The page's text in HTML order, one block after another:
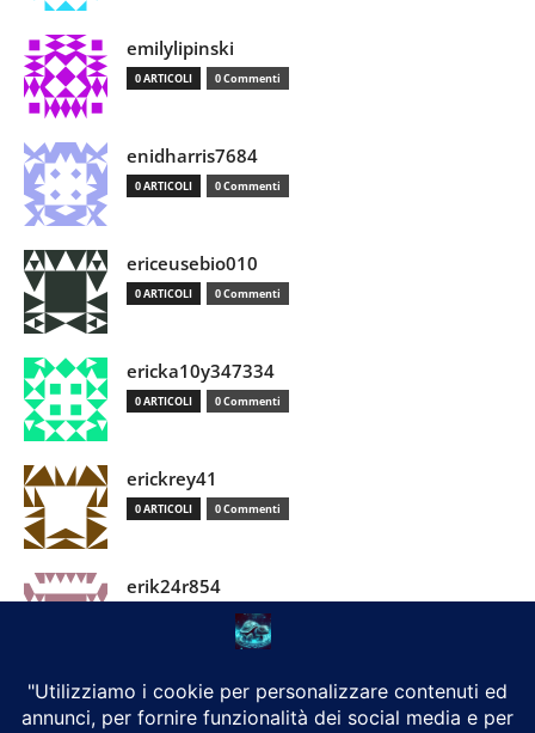
emilylipinski
0 ARTICOLI 0 Commenti
enidharris7684
0 ARTICOLI 0 Commenti
ericeusebio010
0 ARTICOLI 0 Commenti
ericka10y347334
0 ARTICOLI 0 Commenti
erickrey41
0 ARTICOLI 0 Commenti
erik24r854
0 Commenti
erikalangham7
0 ARTICOLI 0 Commenti